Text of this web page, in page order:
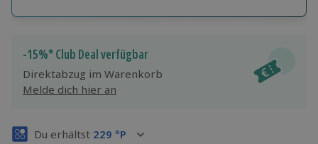
Jeder Gutschein für alle Erlebnisse einlösbar.
Maximale Sicherheit
3 Jahre gültig & verlängerbar.
-15%* Club Deal verfügbar
Direktabzug im Warenkorb
Melde dich hier an
Du erhältst 229 °P